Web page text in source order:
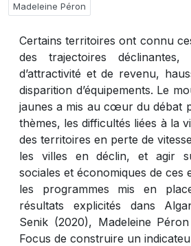
Madeleine Péron
Certains territoires ont connu
des trajectoires
d’attractivité et de revenu,
disparition d’équipements. Le
jaunes a mis au cœur du débat
thèmes, les difficultés liées à la
des territoires en perte de
les villes en déclin, et agir
sociales et économiques de ces
les programmes mis en
résultats explicités dans
Senik (2020), Madeleine
Focus de construire un